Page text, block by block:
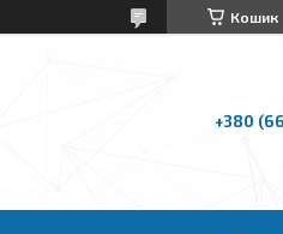
Кошик
+380